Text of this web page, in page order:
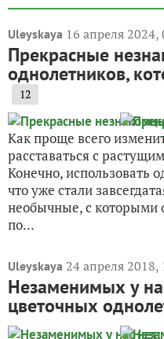
Uleyskaya 16 апреля 2024,
Прекрасные
однолетников,
12
Как проще всего
расставаться с
Конечно, использовать
что уже стали
необычные, с которыми
по...
Uleyskaya 24 апреля 2018,
Незаменимых у
цветочных